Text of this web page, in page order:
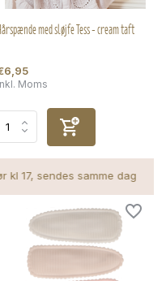
med sløjfe Tess - cream taft
Moms
samme dag